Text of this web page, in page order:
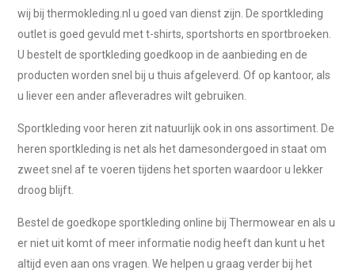
wij bij thermokleding.nl u goed van dienst zijn. De sportkleding
outlet is goed gevuld met t-shirts, sportshorts en sportbroeken.
U bestelt de sportkleding goedkoop in de aanbieding en de
producten worden snel bij u thuis afgeleverd. Of op kantoor, als
u liever een ander afleveradres wilt gebruiken.
Sportkleding voor heren zit natuurlijk ook in ons assortiment. De
heren sportkleding is net als het damesondergoed in staat om
zweet snel af te voeren tijdens het sporten waardoor u lekker
droog blijft.
Bestel de goedkope sportkleding online bij Thermowear en als u
er niet uit komt of meer informatie nodig heeft dan kunt u het
altijd even aan ons vragen. We helpen u graag verder bij het